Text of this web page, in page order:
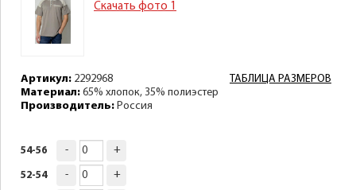
Скачать фото 1
ТАБЛИЦА РАЗМЕРОВ
Артикул: 2292968
Материал: 65% хлопок, 35% полиэстер
Производитель: Россия
54-56 - +
52-54 - +